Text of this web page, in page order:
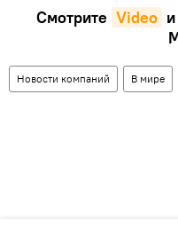
Смотрите Video
Новости компаний В мире